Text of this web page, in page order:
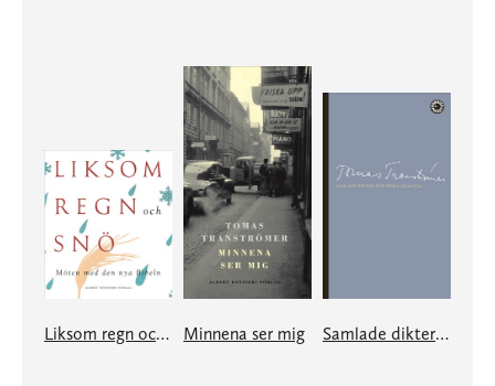
Liksom regn och snö - möten med den nya Bibeln Minnena ser mig Samlade dikter och prosa 1954-2004